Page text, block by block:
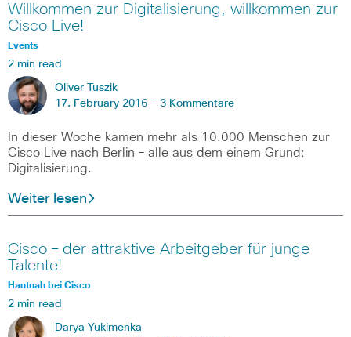
Willkommen zur Digitalisierung, willkommen zur
Cisco Live!
Events
2 min read
Oliver Tuszik
17. February 2016 - 3 Kommentare
In dieser Woche kamen mehr als 10.000 Menschen zur
Cisco Live nach Berlin – alle aus dem einem Grund:
Digitalisierung.
Weiter lesen
Cisco – der attraktive Arbeitgeber für junge
Talente!
Hautnah bei Cisco
2 min read
Darya Yukimenka